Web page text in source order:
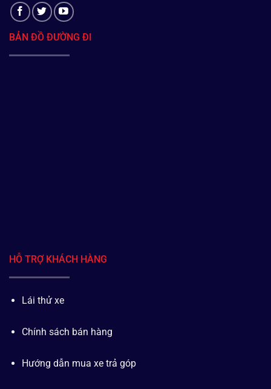
BẢN ĐỒ ĐƯỜNG ĐI
HỖ TRỢ KHÁCH HÀNG
Lái thử xe
Chính sách bán hàng
Hướng dẫn mua xe trả góp